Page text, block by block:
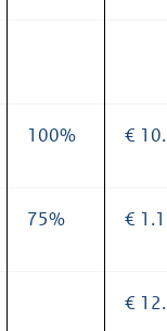
100% €
75% €
€